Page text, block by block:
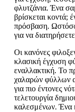
φλυτζάνια. Ένα
βρίσκεται κοντά;
πρόσβαση.
για να
Οι κανόνες
κλασική έγχυση
εναλλακτική. Το
χαλαρών φύλλων
για πιο έντονες
τελετουργία
καλεσμένων. Ένα